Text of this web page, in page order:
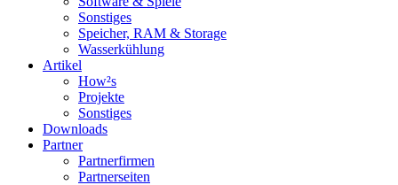
Sonstiges
Speicher, RAM & Storage
Wasserkühlung
Artikel
How²s
Projekte
Sonstiges
Downloads
Partner
Partnerfirmen
Partnerseiten